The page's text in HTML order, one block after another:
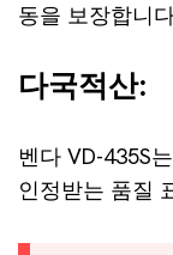
동을 보장합니
다국적산:
벤다 VD-435S
인정받는 품질